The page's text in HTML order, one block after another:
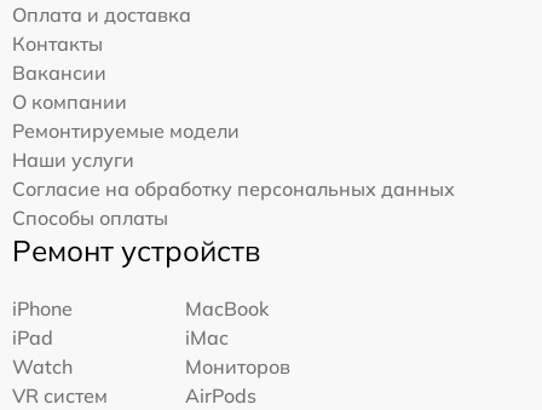
Оплата и доставка
Контакты
Вакансии
О компании
Ремонтируемые модели
Наши услуги
Согласие на обработку персональных данных
Способы оплаты
Ремонт устройств
iPhone
MacBook
iPad
iMac
Watch
Мониторов
VR систем
AirPods